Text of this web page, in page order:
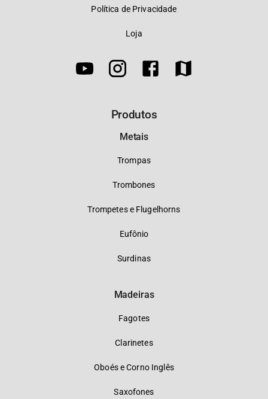
Política de Privacidade
Loja
Produtos
Metais
Trompas
Trombones
Trompetes e Flugelhorns
Eufônio
Surdinas
Madeiras
Fagotes
Clarinetes
Oboés e Corno Inglês
Saxofones